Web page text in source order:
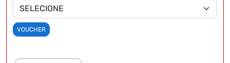
VOUCHER